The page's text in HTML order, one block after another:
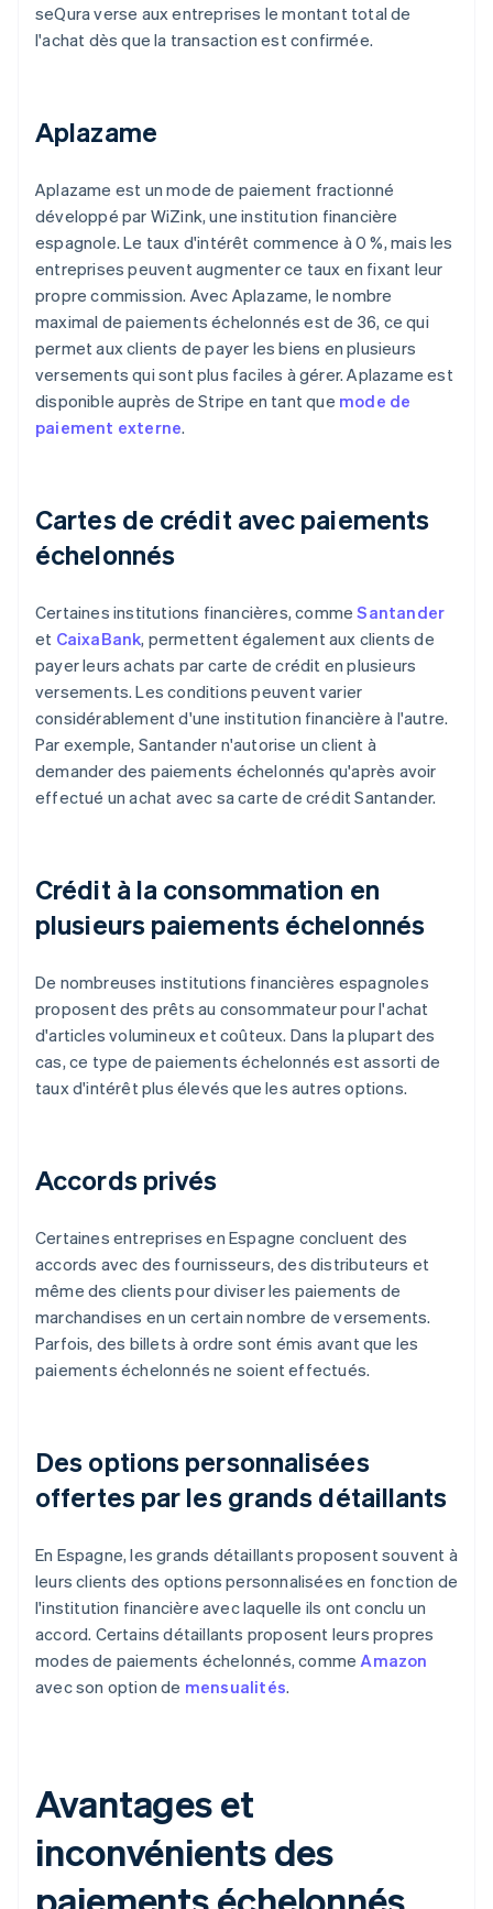
seQura verse aux entreprises le montant total de
l'achat dès que la transaction est confirmée.
Aplazame
Aplazame est un mode de paiement fractionné
développé par WiZink, une institution financière
espagnole. Le taux d'intérêt commence à 0 %, mais les
entreprises peuvent augmenter ce taux en fixant leur
propre commission. Avec Aplazame, le nombre
maximal de paiements échelonnés est de 36, ce qui
permet aux clients de payer les biens en plusieurs
versements qui sont plus faciles à gérer. Aplazame est
disponible auprès de Stripe en tant que mode de
paiement externe.
Cartes de crédit avec paiements
échelonnés
Certaines institutions financières, commeSantander
et CaixaBank, permettent également aux clients de
payer leurs achats par carte de crédit en plusieurs
versements. Les conditions peuvent varier
considérablement d'une institution financière à l'autre.
Par exemple, Santander n'autorise un client à
demander des paiements échelonnés qu'après avoir
effectué un achat avec sa carte de crédit Santander.
Crédit à la consommation en
plusieurs paiements échelonnés
De nombreuses institutions financières espagnoles
proposent des prêts au consommateur pour l'achat
d'articles volumineux et coûteux. Dans la plupart des
cas, ce type de paiements échelonnés est assorti de
taux d'intérêt plus élevés que les autres options.
Accords privés
Certaines entreprises en Espagne concluent des
accords avec des fournisseurs, des distributeurs et
même des clients pour diviser les paiements de
marchandises en un certain nombre de versements.
Parfois, des billets à ordre sont émis avant que les
paiements échelonnés ne soient effectués.
Des options personnalisées
offertes par les grands détaillants
En Espagne, les grands détaillants proposent souvent à
leurs clients des options personnalisées en fonction de
l'institution financière avec laquelle ils ont conclu un
accord. Certains détaillants proposent leurs propres
modes de paiements échelonnés, commeAmazon
avec son option de mensualités.
Avantages et
inconvénients des